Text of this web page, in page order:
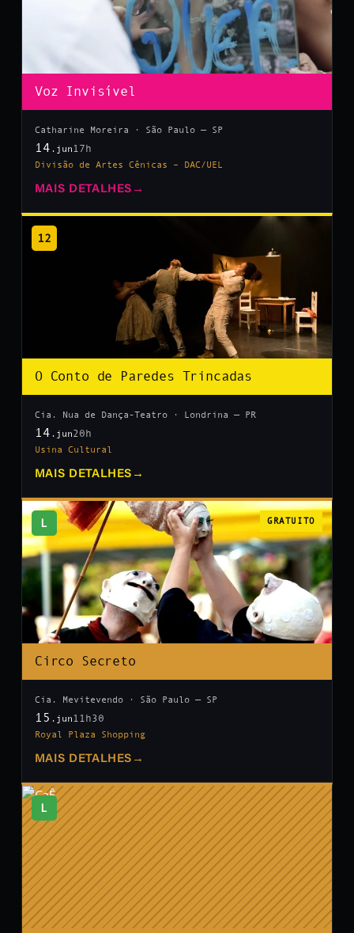
Voz Invisível
Catharine Moreira · São Paulo — SP
14 .jun 17h
Divisão de Artes Cênicas – DAC/UEL
MAIS DETALHES →
12
O Conto de Paredes Trincadas
Cia. Nua de Dança-Teatro · Londrina — PR
14 .jun20h
Usina Cultural
MAIS DETALHES →
L GRATUITO
Circo Secreto
Cia. Mevitevendo · São Paulo — SP
15 .jun 11h30
Royal Plaza Shopping
MAIS DETALHES →
L